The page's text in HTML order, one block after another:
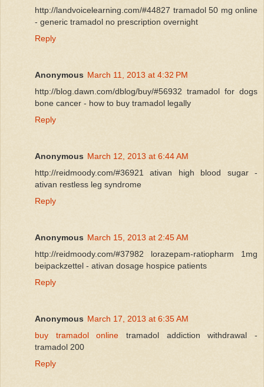
http://landvoicelearning.com/#44827 tramadol 50 mg online
- generic tramadol no prescription overnight
Reply
Anonymous March 11, 2013 at 4:32 PM
http://blog.dawn.com/dblog/buy/#56932 tramadol for dogs
bone cancer - how to buy tramadol legally
Reply
Anonymous March 12, 2013 at 6:44 AM
http://reidmoody.com/#36921 ativan high blood sugar -
ativan restless leg syndrome
Reply
Anonymous March 15, 2013 at 2:45 AM
http://reidmoody.com/#37982 lorazepam-ratiopharm 1mg
beipackzettel - ativan dosage hospice patients
Reply
Anonymous March 17, 2013 at 6:35 AM
buy tramadol online tramadol addiction withdrawal -
tramadol 200
Reply